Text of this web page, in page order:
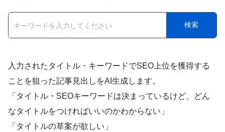
検索
入力されたタイトル・キーワードでSEO上位を獲得する
ことを狙った記事見出しをAI生成します。
「タイトル・SEOキーワードは決まっているけど、どん
なタイトルをつければいいのかわからない」
「タイトルの草案が欲しい」